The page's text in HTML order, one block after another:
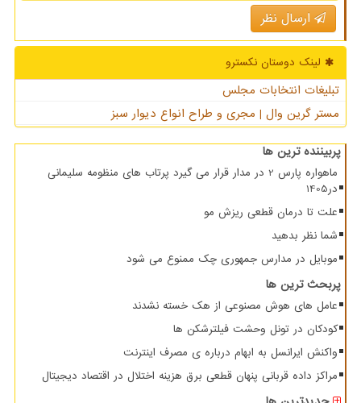
ارسال نظر
لینک دوستان نكسترو
تبلیغات انتخابات مجلس
مستر گرین وال | مجری و طراح انواع دیوار سبز
پربیننده ترین ها
ماهواره پارس 2 در مدار قرار می گیرد پرتاب های منظومه سلیمانی
در1405
علت تا درمان قطعی ریزش مو
شما نظر بدهید
موبایل در مدارس جمهوری چک ممنوع می شود
پربحث ترین ها
عامل های هوش مصنوعی از هک خسته نشدند
کودکان در تونل وحشت فیلترشکن ها
واکنش ایرانسل به ابهام درباره ی مصرف اینترنت
مراکز داده قربانی پنهان قطعی برق هزینه اختلال در اقتصاد دیجیتال